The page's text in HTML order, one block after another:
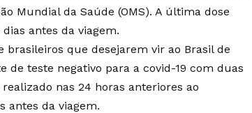
Mundial da Saúde (OMS). A última dose
antes da viagem.
brasileiros que desejarem vir ao Brasil de
de teste negativo para a covid-19 com duas
nas 24 horas anteriores ao
antes da viagem.